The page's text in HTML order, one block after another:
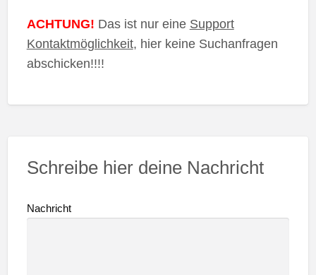
ACHTUNG! Das ist nur eine Support
Kontaktmöglichkeit, hier keine Suchanfragen
abschicken!!!!
Schreibe hier deine Nachricht
Nachricht